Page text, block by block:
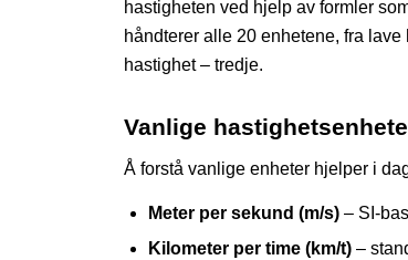
hastigheten ved hjelp av formler
håndterer alle 20 enhetene, fra
hastighet – tredje.
Vanlige
Å forstå vanlige enheter hjelper i
Meter per sekund (m/s) – SI-
Kilometer per time (km/t) –